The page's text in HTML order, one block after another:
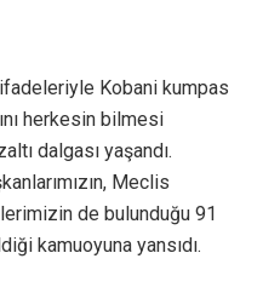
Kobani kumpas
herkesin bilmesi
dalgası yaşandı.
Meclis
de bulunduğu 91
kamuoyuna yansıdı.